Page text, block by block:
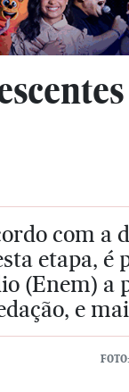
com a
etapa,
(Enem) a
e